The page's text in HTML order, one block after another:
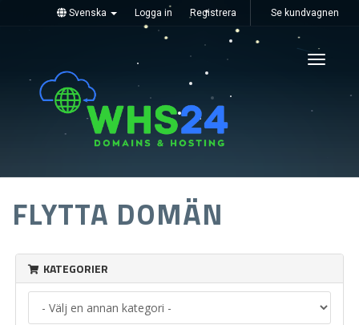
Svenska Logga in Registrera Se kundvagnen
Toggle
FLYTTA DOMÄN
KATEGORIER